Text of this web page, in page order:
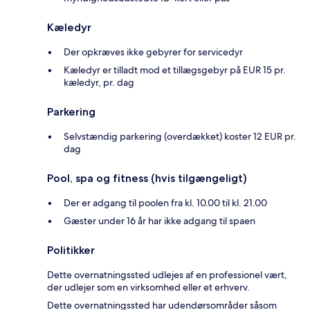
Kæledyr
Der opkræves ikke gebyrer for servicedyr
Kæledyr er tilladt mod et tillægsgebyr på EUR 15 pr.
kæledyr, pr. dag
Parkering
Selvstændig parkering (overdækket) koster 12 EUR pr.
dag
Pool, spa og fitness (hvis tilgængeligt)
Der er adgang til poolen fra kl. 10.00 til kl. 21.00
Gæster under 16 år har ikke adgang til spaen
Politikker
Dette overnatningssted udlejes af en professionel vært,
der udlejer som en virksomhed eller et erhverv.
Dette overnatningssted har udendørsområder såsom